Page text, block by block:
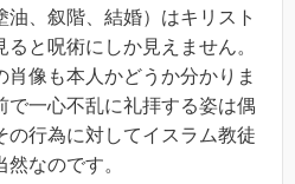
、叙階、結婚）はキリスト
と呪術にしか見えません。
像も本人かどうか分かりま
で一心不乱に礼拝する姿は偶
の行為に対してイスラム教徒
なのです。